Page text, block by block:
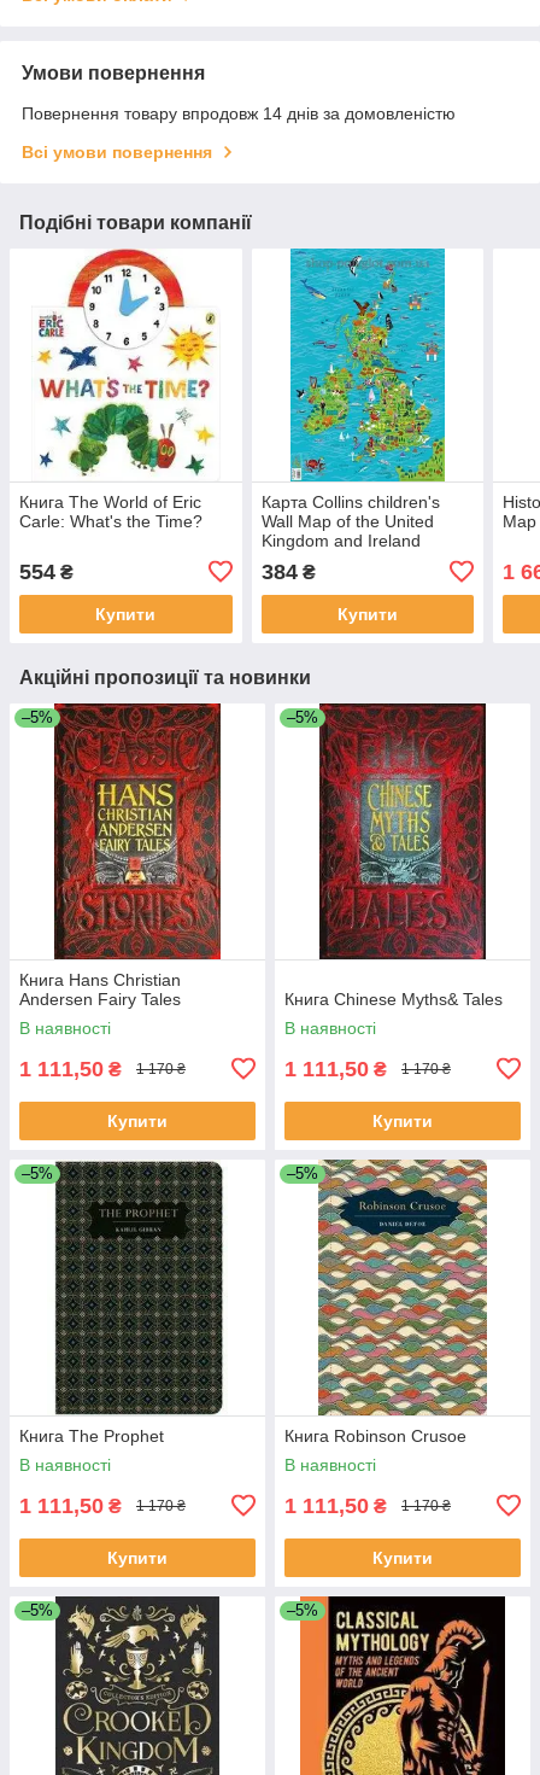
Умови повернення
Повернення товару впродовж 14 днів за домовленістю
Всі умови повернення
Подібні товари компанії
Книга The World of Eric
Carle: What's the Time?
554 ₴
Купити
Карта Collins children's
Wall Map of the United
Kingdom and Ireland
384₴
Купити
Map
1
Акційні пропозиції та новинки
–5%
Книга Hans Christian
Andersen Fairy Tales
В наявності
1 111,50 ₴ 1 170 ₴
Купити
–5%
Книга Chinese Myths& Tales
В наявності
1 111,50 ₴ 1 170 ₴
Купити
–5%
Книга The Prophet
В наявності
1 111,50 ₴ 1 170 ₴
Купити
–5%
Книга Robinson Crusoe
В наявності
1 111,50 ₴ 1 170 ₴
Купити
–5% –5%